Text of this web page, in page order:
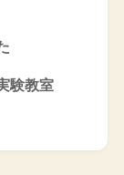
験教室